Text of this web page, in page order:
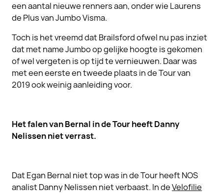
een aantal nieuwe renners aan, onder wie Laurens
de Plus van Jumbo Visma.
Toch is het vreemd dat Brailsford ofwel nu pas inziet
dat met name Jumbo op gelijke hoogte is gekomen
of wel vergeten is op tijd te vernieuwen. Daar was
met een eerste en tweede plaats in de Tour van
2019 ook weinig aanleiding voor.
Het falen van Bernal in de Tour heeft Danny
Nelissen niet verrast.
Dat Egan Bernal niet top was in de Tour heeft NOS
analist Danny Nelissen niet verbaast. In deVelofilie